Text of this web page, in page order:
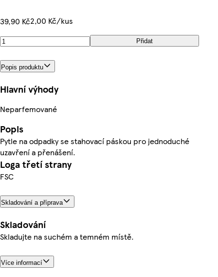
39,90 Kč2,00 Kč/kus
Přidat
Popis produktu
Hlavní výhody
Neparfemované
Popis
Pytle na odpadky se stahovací páskou pro jednoduché
uzavření a přenášení.
Loga třetí strany
FSC
Skladování a příprava
Skladování
Skladujte na suchém a temném místě.
Více informací